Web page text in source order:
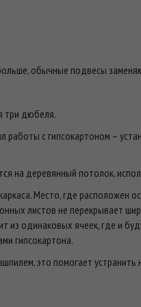
обычные подвесы
три дюбеля.
с гипсокартоном –
на деревянный потолок,
Место, где расположен
листов не перекрывает
из одинаковых ячеек, где и
гипсокартона.
это помогает устранить